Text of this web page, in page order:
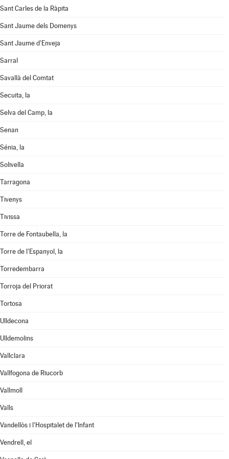
Sant Carles de la Ràpita
Sant Jaume dels Domenys
Sant Jaume d'Enveja
Sarral
Savallà del Comtat
Secuita, la
Selva del Camp, la
Senan
Sénia, la
Solivella
Tarragona
Tivenys
Tivissa
Torre de Fontaubella, la
Torre de l'Espanyol, la
Torredembarra
Torroja del Priorat
Tortosa
Ulldecona
Ulldemolins
Vallclara
Vallfogona de Riucorb
Vallmoll
Valls
Vandellòs i l'Hospitalet de l'Infant
Vendrell, el